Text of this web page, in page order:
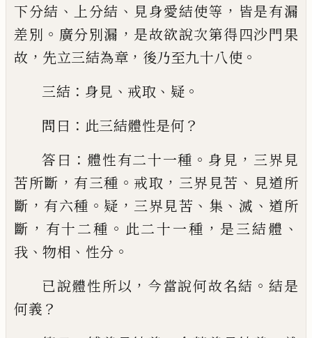
下分結 、 上分結 、 見身愛結使等 ， 皆是有漏
差別 。 廣分別漏 ， 是故欲說次第得四沙門果
故 ， 先立三結為章 ， 後乃至九十八使 。
三結 ： 身見 、 戒取 、 疑 。
問曰 ： 此三結體性是何 ？
答 曰 ： 體性有二十一種 。 身見 ， 三界見
苦所斷 ， 有三種 。 戒取 ， 三界見苦 、 見道所
斷 ， 有六種 。 疑 ， 三界見苦 、 集 、 滅 、 道所
斷 ， 有十二種 。 此二十一種 ， 是三結體 、
我 、 物相 、 性分 。
已說體性所以 ， 今當說何故名結 。 結是
何義 ？